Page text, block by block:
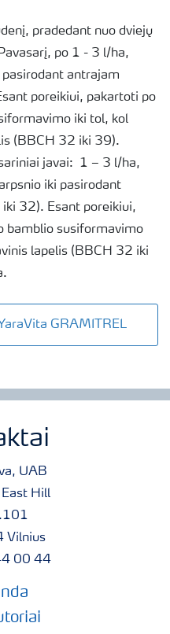
pradedant nuo dviejų
po 1 - 3 l/ha,
antrajam
poreikiui, pakartoti po
iki tol, kol
(BBCH 32 iki 39).
javai: 1 – 3 l/ha,
iki pasirodant
32). Esant poreikiui,
bamblio susiformavimo
lapelis (BBCH 32 iki
GRAMITREL
UAB
East Hill
Vilnius
00 44